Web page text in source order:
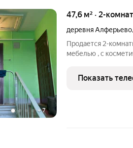
+7
47,6 м² · 2-
деревня Алферьево,
Продается 2-
мебелью , с
отдельные
просторный
Показать